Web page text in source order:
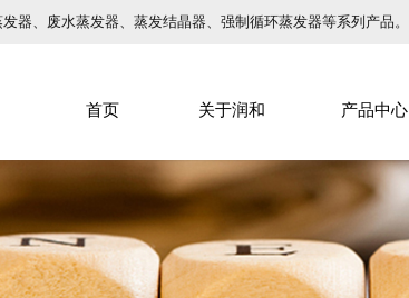
器、废水蒸发器、蒸发结晶器、强制循环蒸发器等系列产品。
首页 关于润和 产品中心